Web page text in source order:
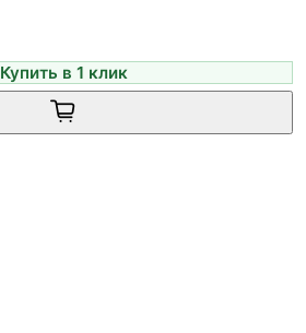
Купить в 1 клик